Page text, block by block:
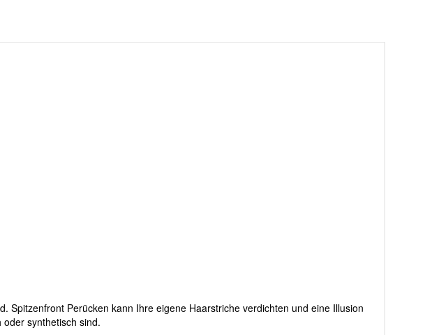
Spitzenfront Perücken kann Ihre eigene Haarstriche verdichten und eine Illusion
synthetisch sind.